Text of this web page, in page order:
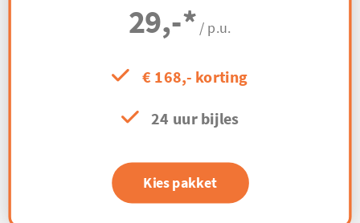
29,-* / p.u.
€ 168,- korting
24 uur bijles
Kies pakket